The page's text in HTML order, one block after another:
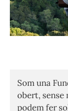
Som una
obert, sense
podem fer